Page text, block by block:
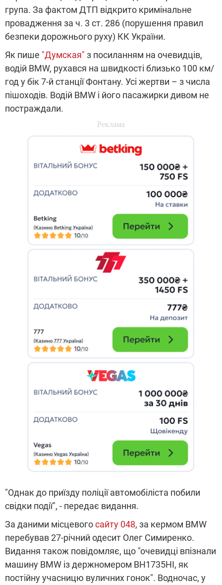
група. За фактом ДТП відкрито кримінальне
провадження за ч. 3 ст. 286 (порушення правил
безпеки дорожнього руху) КК України.
Як пише "Думская" з посиланням на очевидців,
водій BMW, рухався на швидкості близько 100 км/
год у бік 7-й станції Фонтану. Усі жертви – з числа
пішоходів. Водій BMW і його пасажирки дивом не
постраждали.
"Однак до приїзду поліції автомобіліста побили
свідки події", - передає видання.
За даними місцевогосайту 048, за кермом BMW
перебував 27-річний одесит Олег Симиренко.
Видання також повідомляє, що "очевидці впізнали
машину BMW із держномером ВН1735НІ, як
постійну учасницю вуличних гонок". Водночас, у